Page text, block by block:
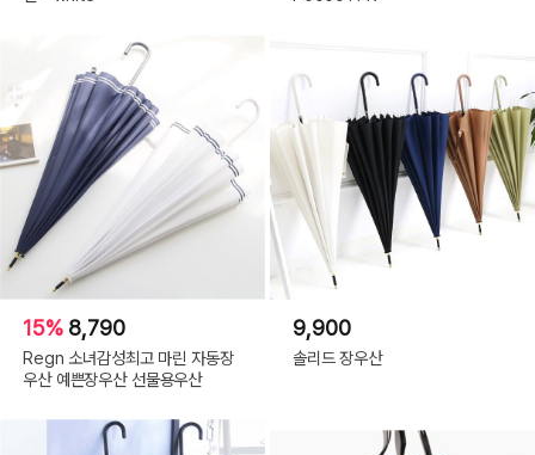
15% 8,790
Regn 소녀감성최고 마린 자동장
우산 예쁜장우산 선물용우산
9,900
솔리드 장우산